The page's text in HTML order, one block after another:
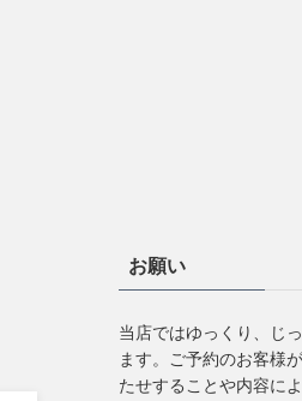
お願い
当店ではゆっくり、じ
ます。ご予約のお客様
たせすることや内容に